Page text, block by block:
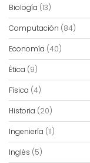
Biología (13)
Computación (84)
Economía (40)
Ética (9)
Física (4)
Historia (20)
Ingeniería (11)
Inglés (5)